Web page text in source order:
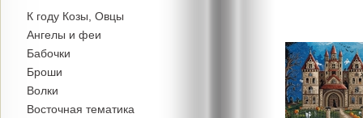
К году Козы, Овцы
Ангелы и феи
Бабочки
Броши
Волки
Восточная тематика